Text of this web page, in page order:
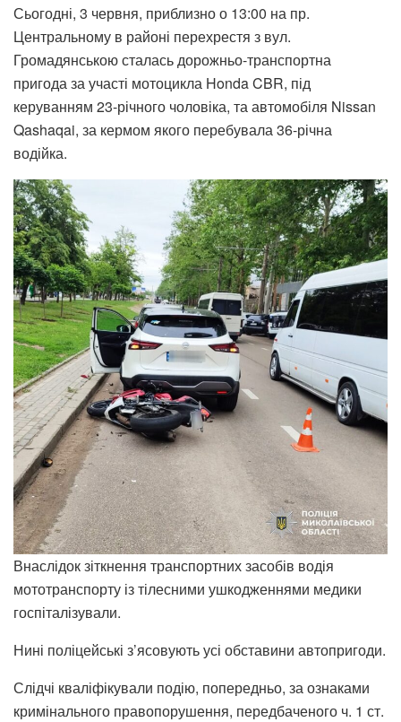
Сьогодні, 3 червня, приблизно о 13:00 на пр.
Центральному в районі перехрестя з вул.
Громадянською сталась дорожньо-транспортна
пригода за участі мотоцикла Honda CBR, під
керуванням 23-річного чоловіка, та автомобіля Nissan
Qashaqai, за кермом якого перебувала 36-річна
водійка.
Внаслідок зіткнення транспортних засобів водія
мототранспорту із тілесними ушкодженнями медики
госпіталізували.
Нині поліцейські з’ясовують усі обставини автопригоди.
Слідчі кваліфікували подію, попередньо, за ознаками
кримінального правопорушення, передбаченого ч. 1 ст.